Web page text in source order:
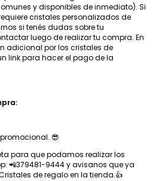
y disponibles de inmediato). Si
cristales personalizados de
si tenés dudas sobre tu
luego de realizar tu compra. En
adicional por los cristales de
link para hacer el pago de la
😎
para que podamos realizar los
📲379481-9444 y avisanos que ya
de regalo en la tienda.👍